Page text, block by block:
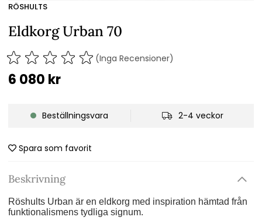
RÖSHULTS
Eldkorg Urban 70
(Inga Recensioner)
6 080 kr
Beställningsvara 2-4 veckor
Spara som favorit
Beskrivning
Röshults Urban är en eldkorg med inspiration hämtad från
funktionalismens tydliga signum.